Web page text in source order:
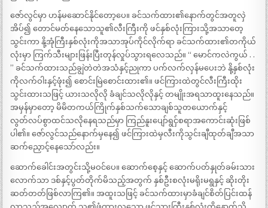
ဇော်လွင်မှာ ဟန်မဆောင်နိုင်တော့ပေ။ ခင်သက်ထား၏နောက်တွင်အတူလှဲ
အိပ်၍ တောင်မတ်နေသောသူ၏လီးကြီးကို ဖင်နှစ်လုံးကြားသို့အသာတေ့
သွင်းကာ နို့အုံကြီးနှစ်လုံးကိုအသာအုပ်ကိုင်လိုက်ရာ ခင်သက်ထား၏တကိုယ်
လုံးမှာ ကြက်သီးများဖြန်းပြီးတုန်လှုပ်သွားရလေသည်။ ‘‘ မောင်ကလဲကွယ် . .
’’ ခင်သက်ထားသည်ချွဲတဲတဲအသံနှင့်ညုကာ ပက်လက်လှန်မပေးဘဲ နို့နှစ်လုံး
ကိုလက်ဝါးနှင့်ဖုံး၍ စောင်းမြဲစောင်းထား၏။ ဖင်ကြားထဲတွင်လီးကြီးထိုး
သွင်းထားသဖြင့် ယားသလိုလို ခံချင်သလိုလိုနှင့် တမျိုးအရသာထူးနေသည်။
အမှန်မှာတော့ မိမိတကယ်ကြိုက်နှစ်သက်သောချစ်သူတယောက်နှင့်
လွတ်လပ်စွာထင်သလိုနေရသည်မှာ ကြည်နူးပျော်ရွငှ်စရာအကောင်းဆုံးဖြစ်
ပါ၏။ ဇော်လွင်သည်နောက်မှနေ၍ ဖင်ကြားထဲမှလီးကိုသွင်းချီထုတ်ချီအသာ
ဆက်ညှောင့်နေသော်လည်း။
ဆောက်ခေါင်းအတွင်းသို့မဝင်ပေ။ ဆောက်စေ့နှင့် ဆောက်ပတ်နှုတ်ခမ်းသား
လောက်သာ ဒစ်နှင့်ပွတ်တိုက်မိသည့်အတွက် နှစ်ဦးစလုံးမရိုးမရွနှင့် ဆိုးတိုး
ဆတ်တတ်ဖြစ်လာကြ၏။ အထူးသဖြင့် ခင်သက်ထားမှာခံချင်စိတ်ပြင်းထန်